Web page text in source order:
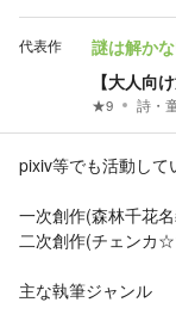
代表作 謎は解かな
【大人向
★9 詩・
pixiv等でも活動して
一次創作(森林千花
二次創作(チェンカ
主な執筆ジャンル